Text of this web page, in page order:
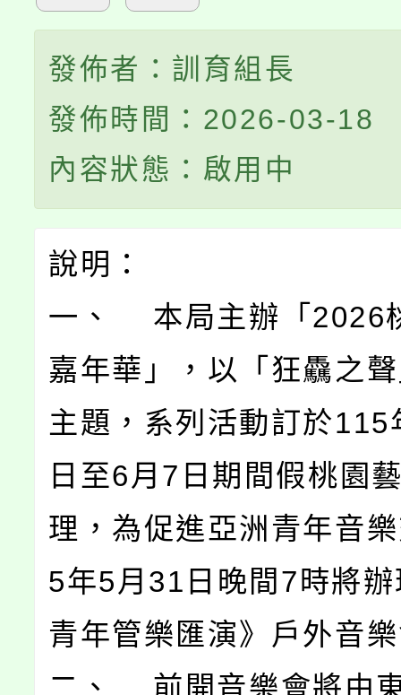
發佈者：訓育組長
發佈時間：2026-03-18
內容狀態：啟用中
說明：
一、 本局主辦「2026
嘉年華」，以「狂驫之
主題，系列活動訂於115
日至6月7日期間假桃園
理，為促進亞洲青年音
5年5月31日晚間7時將
青年管樂匯演》戶外音
二、 前開音樂會將由